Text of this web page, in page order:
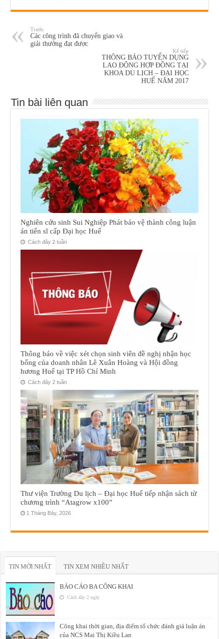
Trước
Các công trình đã chuyển giao và
giải thưởng đạt được
Kế tiếp
THÔNG BÁO TUYỂN DỤNG
LAO ĐỘNG HỢP ĐỒNG TẠI
KHOA DU LỊCH – ĐẠI HỌC
HUẾ NĂM 2017
Tin bài liên quan
Nghiên cứu sinh Sui Nghiệp Phát bảo vệ thành công luận
án tiến sĩ cấp Đại học Huế
Cách đây 2 tuần
Thông báo về việc xét chọn sinh viên đề nghị nhận học
bổng của doanh nhân Lê Xuân Hoàng và Hội đồng
hương Huế tại TP Hồ Chí Minh
Cách đây 2 tuần
Thư viện Trường Du lịch – Đại học Huế tiếp nhận sách từ
chương trình “Atagrow x100”
1 Tháng Bảy, 2026
TIN MỚI NHẤT TIN XEM NHIỀU NHẤT
BÁO CÁO BA CÔNG KHAI
Cách đây 2 ngày
Công khai thời gian, địa điểm tổ chức đánh giá luận án
của NCS Mai Thị Kiều Lan